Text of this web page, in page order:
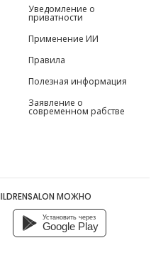
Уведомление о
приватности
Применение ИИ
Правила
Полезная информация
Заявление о
современном рабстве
МОЖНО
Установить через
Google Play